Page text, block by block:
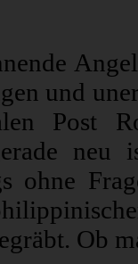
und
Post
ohne
Ob